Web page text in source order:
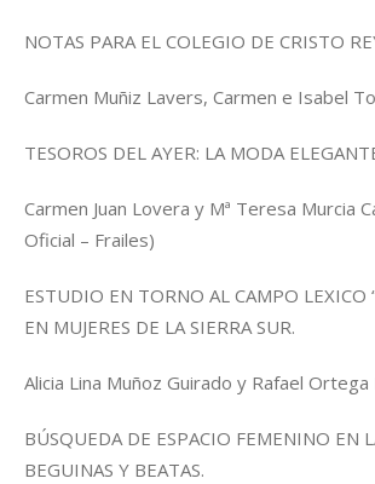
NOTAS PARA EL COLEGIO DE CRISTO
Carmen Muñiz Lavers, Carmen e Isabel
TESOROS DEL AYER: LA MODA
Carmen Juan Lovera y Mª Teresa Murcia
Oficial – Frailes)
ESTUDIO EN TORNO AL CAMPO LEXICO
EN MUJERES DE LA SIERRA SUR.
Alicia Lina Muñoz Guirado y Rafael Ortega
BÚSQUEDA DE ESPACIO FEMENINO EN
BEGUINAS Y BEATAS.